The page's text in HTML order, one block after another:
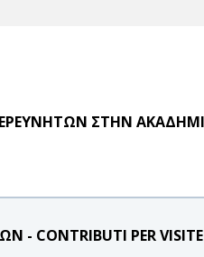
ΣΤΗΝ
CONTRIBUTI PER VISITE